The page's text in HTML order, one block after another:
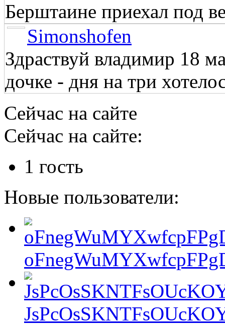
Берштаине приехал под
Simonshofen
Здраствуй владимир 18
дочке - дня на три
Сейчас на сайте
Сейчас на сайте:
1 гость
Новые пользователи: